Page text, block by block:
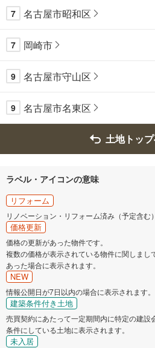
7 名古屋市昭和区
7 岡崎市
9 名古屋市守山区
9 名古屋市名東区
土地トッ
ラベル・アイコンの意味
リフォーム
リノベーション・リフォーム済み（予定含む
価格更新
価格の更新があった物件です。
複数の価格が表示されている物件に関しまし
あった場合に表示されます。
NEW
情報公開日が7日以内の場合に表示されます。
建築条件付き土地
売買契約にあたって一定期間内に特定の建設
条件にしている土地に表示されます。
未入居